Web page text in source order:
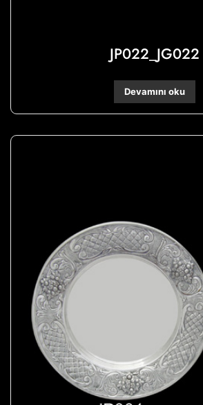
JP022_JG022
Devamını oku